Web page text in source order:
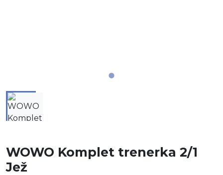
WOWO Komplet trenerka 2/1
Jež